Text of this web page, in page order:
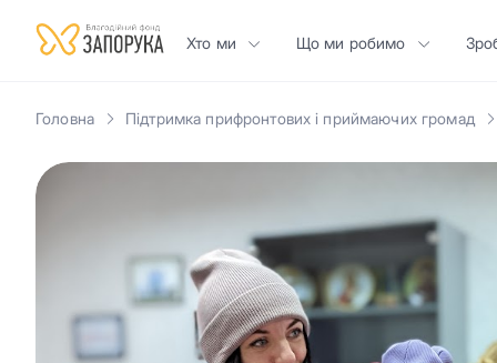
Хто ми Що ми робимо
Головна Підтримка прифронтових і приймаючих громад